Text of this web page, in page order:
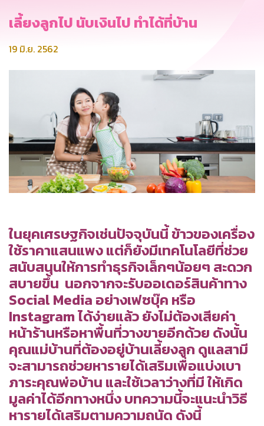
เลี้ยงลูกไป นับเงินไป ทำได้ที่บ้าน
19 มิ.ย. 2562
ในยุคเศรษฐกิจเช่นปัจจุบันนี้ ข้าวของเครื่อง
ใช้ราคาแสนแพง แต่ก็ยังมีเทคโนโลยีที่ช่วย
สนับสนุนให้การทำธุรกิจเล็กๆน้อยๆ สะดวก
สบายขึ้น นอกจากจะรับออเดอร์สินค้าทาง
Social Media อย่างเฟซบุ๊ค หรือ
Instagram ได้ง่ายแล้ว ยังไม่ต้องเสียค่า
หน้าร้านหรือหาพื้นที่วางขายอีกด้วย ดังนั้น
คุณแม่บ้านที่ต้องอยู่บ้านเลี้ยงลูก ดูแลสามี
จะสามารถช่วยหารายได้เสริมเพื่อแบ่งเบา
ภาระคุณพ่อบ้าน และใช้เวลาว่างที่มี ให้เกิด
มูลค่าได้อีกทางหนึ่ง บทความนี้จะแนะนำวิธี
หารายได้เสริมตามความถนัด ดังนี้